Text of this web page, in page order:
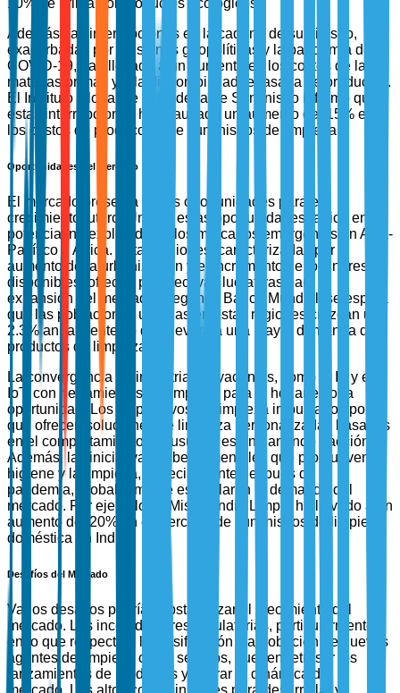
Además, las interrupciones en la cadena de suministro,
exacerbadas por tensiones geopolíticas y la pandemia de
COVID-19, han llevado a un aumento en los costos de las
materias primas y a la disponibilidad retrasada de productos.
El Instituto Global de la Cadena de Suministro informó que
estas interrupciones han causado un aumento del 15% en
los costos de producción de suministros de limpieza.
Oportunidades del Mercado
El mercado presenta varias oportunidades para el
crecimiento futuro. Una de estas oportunidades radica en el
potencial no explotado de los mercados emergentes en Asia-
Pacífico y África. Estas regiones, caracterizadas por el
aumento de la urbanización y el incremento de los ingresos
disponibles, ofrecen perspectivas lucrativas para la
expansión del mercado. Según el Banco Mundial, se espera
que las poblaciones urbanas en estas regiones crezcan un
2.3% anualmente, lo que llevará a una mayor demanda de
productos de limpieza.
La convergencia de industrias adyacentes, como la IA y el
IoT, con herramientas de limpieza para el hogar es otra
oportunidad. Los dispositivos de limpieza impulsados por IA
que ofrecen soluciones de limpieza personalizadas basadas
en el comportamiento del usuario están ganando tracción.
Además, las iniciativas gubernamentales que promueven la
higiene y la limpieza, especialmente después de la
pandemia, probablemente estimularán la demanda del
mercado. Por ejemplo, la Misión India Limpia ha llevado a un
aumento del 20% en el mercado de suministros de limpieza
doméstica en India.
Desafíos del Mercado
Varios desafíos podrían obstaculizar el crecimiento del
mercado. Las incertidumbres regulatorias, particularmente
en lo que respecta a la clasificación y aprobación de nuevos
agentes de limpieza como seguros, pueden retrasar los
lanzamientos de productos y alterar la dinámica del
mercado. Los altos costos iniciales para desarrollar y